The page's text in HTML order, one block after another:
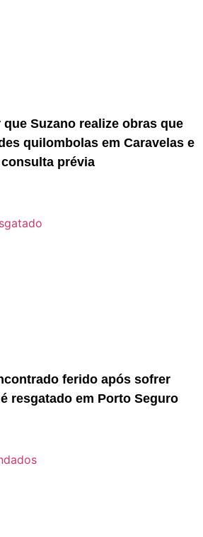
Suzano realize obras que
quilombolas em Caravelas e
prévia
ferido após sofrer
resgatado em Porto Seguro